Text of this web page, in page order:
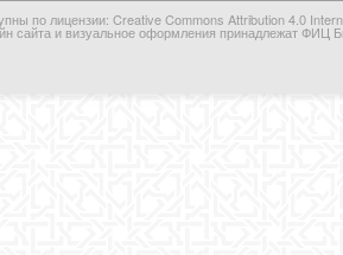
по лицензии: Creative Commons Attribution 4.0
сайта и визуальное оформления принадлежат ФИЦ